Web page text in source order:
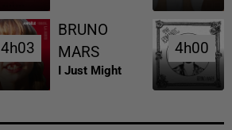
4h03
4h03
BRUNO
MARS
I Just Might
4h00
4h00